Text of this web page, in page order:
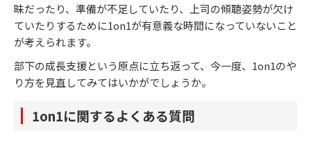
昧だったり、準備が不足していたり、上司の傾聴姿勢が欠け
ていたりするために1on1が有意義な時間になっていないこと
が考えられます。
部下の成長支援という原点に立ち返って、今一度、1on1のや
り方を見直してみてはいかがでしょうか。
1on1に関するよくある質問